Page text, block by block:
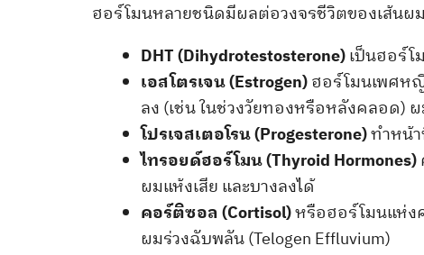
ฮอร์โมนหลายชนิดมีผลต่อวงจรชีวิตของเส้นผ
DHT (Dihydrotestosterone)เป็นฮอร์โ
เอสโตรเจน (Estrogen)ฮอร์โมนเพศห
ลง (เช่น ในช่วงวัยทองหรือหลังคลอด)
โปรเจสเตอโรน (Progesterone)ทำหน้
ไทรอยด์ฮอร์โมน (Thyroid Hormones)
ผมแห้งเสีย และบางลงได้
คอร์ติซอล (Cortisol)หรือฮอร์โมนแห่ง
ผมร่วงฉับพลัน (Telogen Effluvium)